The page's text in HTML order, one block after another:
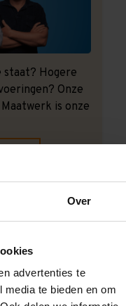
Over
advertenties te
te bieden en om
staat? Hogere
Onze
is onze